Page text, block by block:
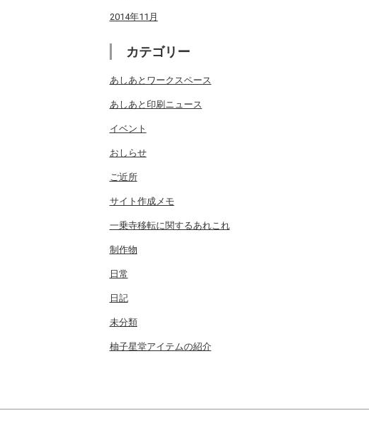
2014年11月
カテゴリー
あしあとワークスペース
あしあと印刷ニュース
イベント
おしらせ
ご近所
サイト作成メモ
一乗寺移転に関するあれこれ
制作物
日常
日記
未分類
柚子星堂アイテムの紹介